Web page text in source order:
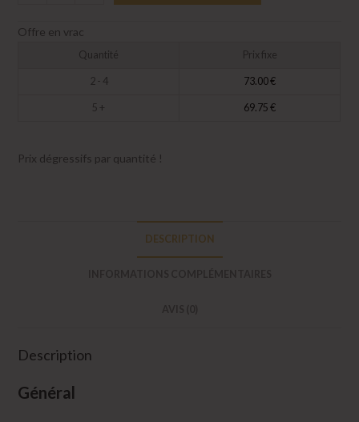
Croquettes
Offre en vrac
Quantité Prix fixe
2 - 4 73.00€
5 + 69.75€
Prix dégressifs par quantité !
DESCRIPTION
Description
Général